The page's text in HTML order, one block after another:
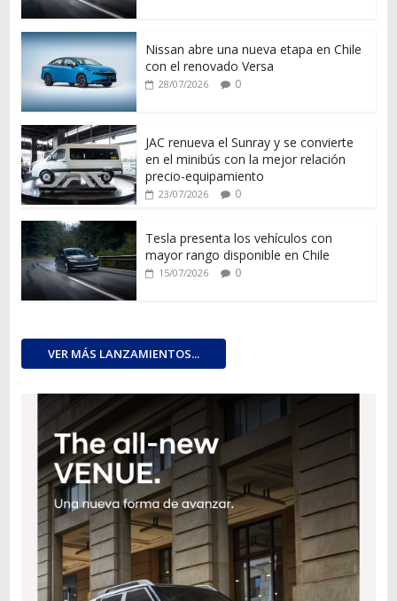
Nissan abre una nueva etapa en Chile
con el renovado Versa
28/07/2026 0
JAC renueva el Sunray y se convierte
en el minibús con la mejor relación
precio-equipamiento
23/07/2026 0
Tesla presenta los vehículos con
mayor rango disponible en Chile
15/07/2026 0
VER MÁS LANZAMIENTOS...